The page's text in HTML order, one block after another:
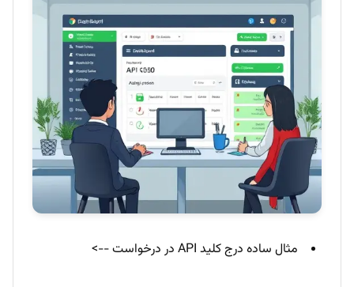
مثال ساده درج کلید API در درخواست -->